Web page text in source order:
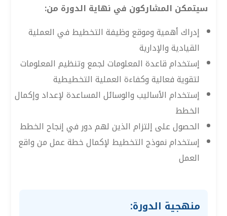
سيتمكن المشاركون في نهاية الدورة من:
إدراك أهمية وموقع وظيفة التخطيط في العملية
القيادية والإدارية
إستخدام قاعدة المعلومات لجمع وتنظيم المعلومات
لتقوية فعالية وكفاءة العملية التخطيطية
إستخدام الأساليب والوسائل المساعدة لإعداد وإكمال
الخطط
الحصول على إلتزام الذين لهم دور في إنجاح الخطط
إستخدام نموذج التخطيط لإكمال خطة عمل من واقع
العمل
منهجية الدورة: